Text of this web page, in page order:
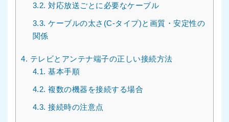
3.2. 対応放送ごとに必要なケーブル
3.3. ケーブルの太さ(C-タイプ)と画質・安定性の
関係
4. テレビとアンテナ端子の正しい接続方法
4.1. 基本手順
4.2. 複数の機器を接続する場合
4.3. 接続時の注意点